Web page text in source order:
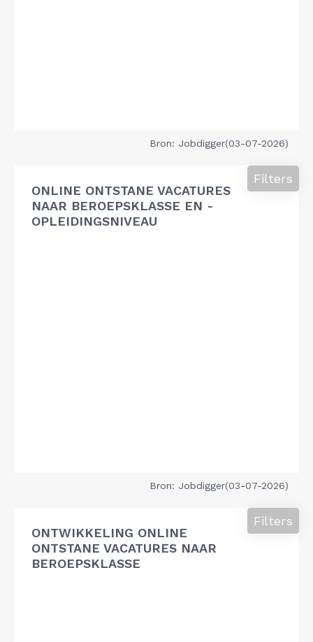
Bron: Jobdigger(03-07-2026)
ONLINE ONTSTANE VACATURES
NAAR BEROEPSKLASSE EN -
OPLEIDINGSNIVEAU
Filters
Bron: Jobdigger(03-07-2026)
ONTWIKKELING ONLINE
ONTSTANE VACATURES NAAR
BEROEPSKLASSE
Filters